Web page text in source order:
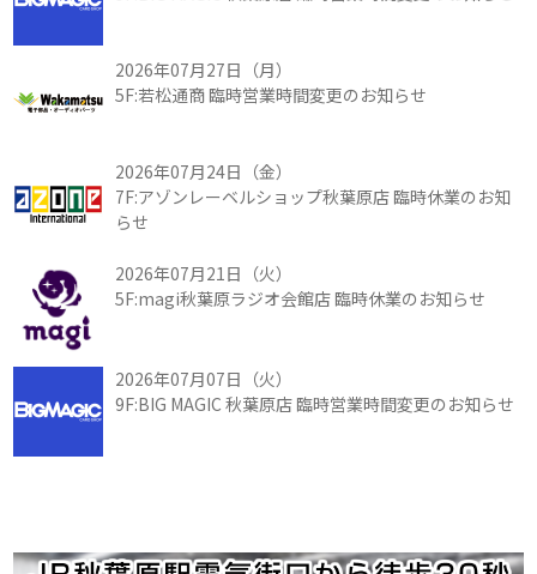
2026年07月27日（月）
5F:若松通商 臨時営業時間変更のお知らせ
2026年07月24日（金）
7F:アゾンレーベルショップ秋葉原店 臨時休業のお知
らせ
2026年07月21日（火）
5F:magi秋葉原ラジオ会館店 臨時休業のお知らせ
2026年07月07日（火）
9F:BIG MAGIC 秋葉原店 臨時営業時間変更のお知らせ